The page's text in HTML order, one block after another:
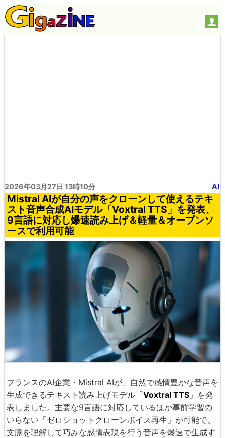
2026年03月27日 13時10分 AI
Mistral AIが自分の声をクローンして使えるテキ
スト音声合成AIモデル「Voxtral TTS」を発表、
9言語に対応し爆速読み上げ＆軽量＆オープンソ
ースで利用可能
フランスのAI企業・Mistral AIが、自然で感情豊かな音声を
生成できるテキスト読み上げモデル「Voxtral TTS 」を発
表しました。主要な9言語に対応しているほか事前学習の
いらない「ゼロショットクローンボイス再生」が可能で、
文脈を理解して巧みな感情表現を行う音声を爆速で生成す